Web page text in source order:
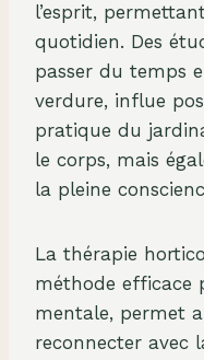
l’esprit,
quotidien. Des
passer du temps
verdure, influe
pratique du
le corps, mais
la pleine
La thérapie
méthode efficace
mentale, permet
reconnecter avec